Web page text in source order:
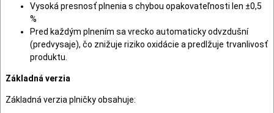
Vysoká presnosť plnenia s chybou opakovateľnosti len ±0,5
%
Pred každým plnením sa vrecko automaticky odvzdušní
(predvysaje), čo znižuje riziko oxidácie a predlžuje trvanlivosť
produktu.
Základná verzia
Základná verzia plničky obsahuje: